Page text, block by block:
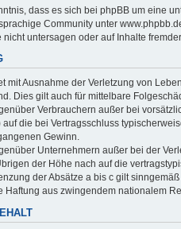
dass es sich bei phpBB um eine
Community unter
nicht untersagen oder auf Inhalte
mit Ausnahme der Verletzung von
Dies gilt auch für mittelbare
Verbrauchern außer bei
die bei Vertragsschluss
Gewinn.
Unternehmern außer bei der
der Höhe nach auf die
der Absätze a bis c gilt
Haftung aus zwingendem nationalem